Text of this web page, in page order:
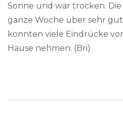
Sonne und war trocken.
ganze Woche über sehr
konnten viele Eindrücke
Hause nehmen. (Bri)